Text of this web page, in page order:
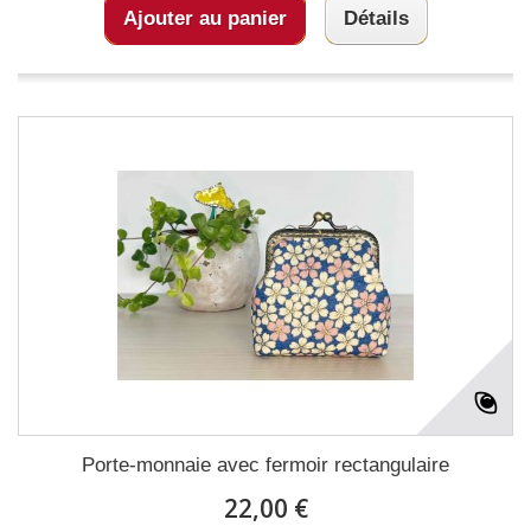
Ajouter au panier Détails
Porte-monnaie avec fermoir rectangulaire
22,00 €